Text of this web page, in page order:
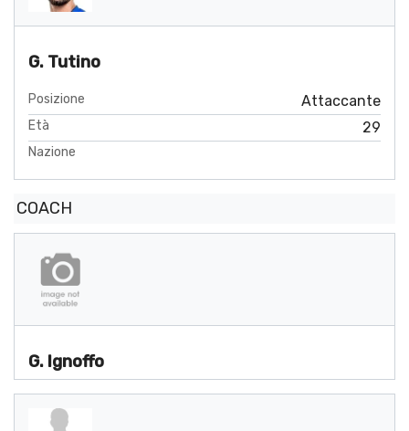
G. Tutino
Posizione Attaccante
Età 29
Nazione
COACH
G. Ignoffo